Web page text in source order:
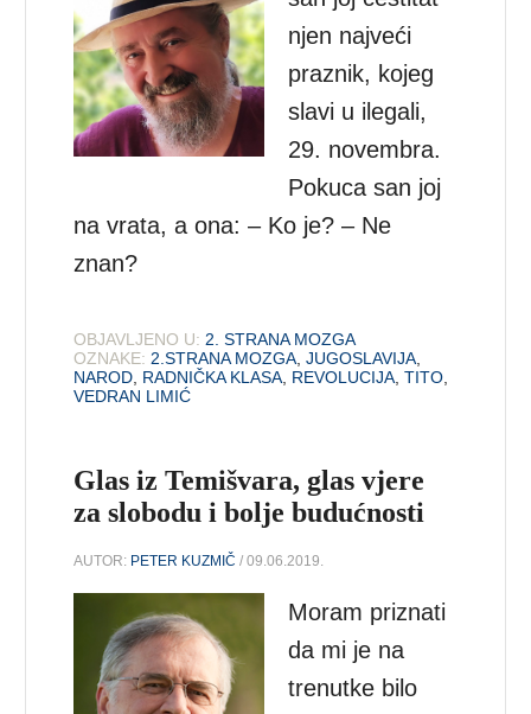
njen najveći
praznik, kojeg
slavi u ilegali,
29. novembra.
Pokuca san joj
na vrata, a ona: – Ko je? – Ne
znan?
OBJAVLJENO U: 2. STRANA MOZGA
OZNAKE: 2.STRANA MOZGA ,JUGOSLAVIJA
NAROD RADNIČKA KLASA REVOLUCIJA ,TITO
VEDRAN LIMIĆ
Glas iz Temišvara, glas vjere
za slobodu i bolje budućnosti
AUTOR: PETER KUZMIČ / 09.06.2019.
Moram priznati
da mi je na
trenutke bilo